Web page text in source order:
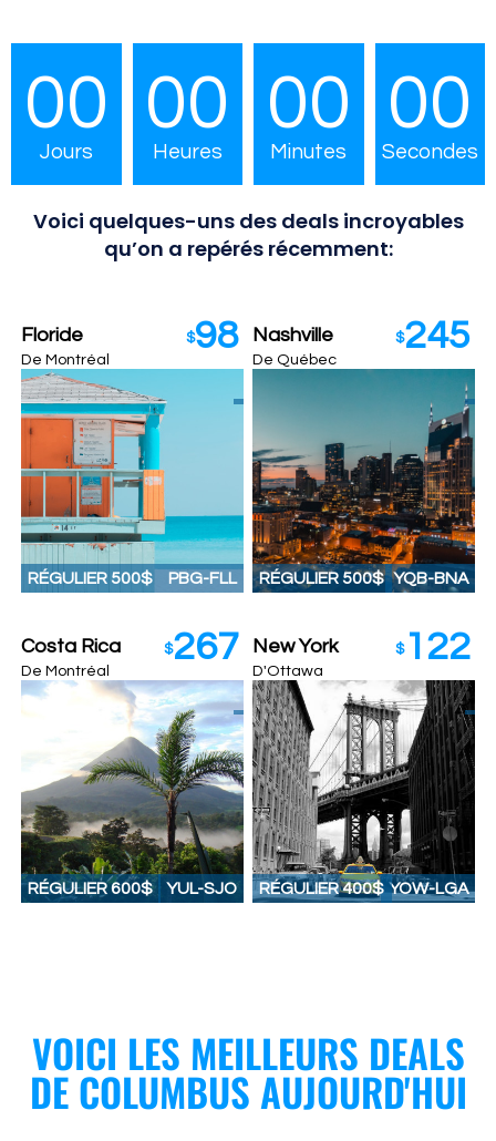
00
Jours
00
Heures
00
Minutes
00
Secondes
Voici quelques-uns des deals incroyables
qu’on a repérés récemment:
Floride
De Montréal
$98
PBG-FLL
RÉGULIER 500$
Nashville
De Québec
$245
YQB-BNA
RÉGULIER 500$
Costa Rica
De Montréal
$267
YUL-SJO
RÉGULIER 600$
New York
D'Ottawa
$122
YOW-LGA
RÉGULIER 400$
VOICI LES MEILLEURS DEALS
DE COLUMBUS AUJOURD'HUI